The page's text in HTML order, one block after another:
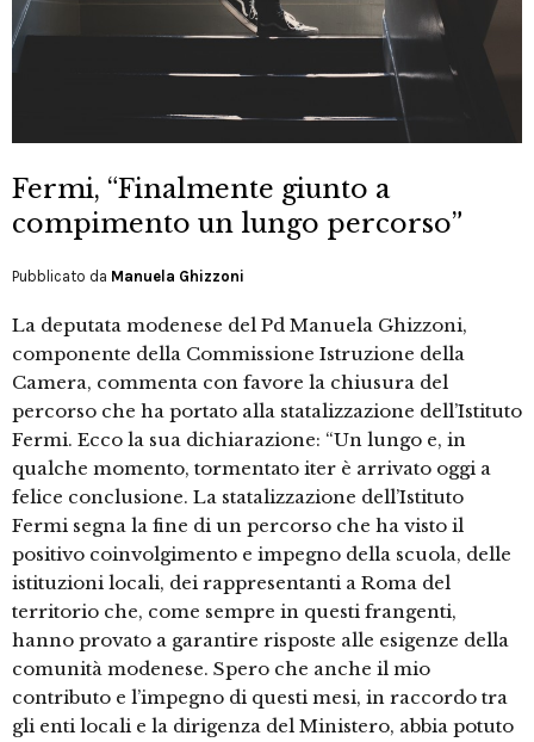
Fermi, “Finalmente giunto a
compimento un lungo percorso”
Pubblicato da Manuela Ghizzoni
La deputata modenese del Pd Manuela Ghizzoni,
componente della Commissione Istruzione della
Camera, commenta con favore la chiusura del
percorso che ha portato alla statalizzazione dell’Istituto
Fermi. Ecco la sua dichiarazione: “Un lungo e, in
qualche momento, tormentato iter è arrivato oggi a
felice conclusione. La statalizzazione dell’Istituto
Fermi segna la fine di un percorso che ha visto il
positivo coinvolgimento e impegno della scuola, delle
istituzioni locali, dei rappresentanti a Roma del
territorio che, come sempre in questi frangenti,
hanno provato a garantire risposte alle esigenze della
comunità modenese. Spero che anche il mio
contributo e l’impegno di questi mesi, in raccordo tra
gli enti locali e la dirigenza del Ministero, abbia potuto